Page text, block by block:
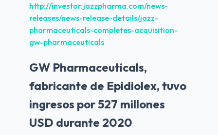
http://investor.jazzpharma.com/news-
releases/news-release-details/jazz-
pharmaceuticals-completes-acquisition-
gw-pharmaceuticals
GW Pharmaceuticals,
fabricante de Epidiolex, tuvo
ingresos por 527 millones
USD durante 2020